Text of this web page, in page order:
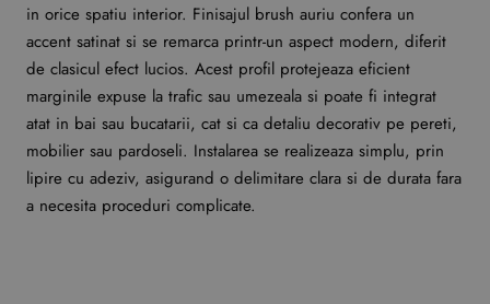
in orice spatiu interior. Finisajul brush auriu confera un
accent satinat si se remarca printr-un aspect modern, diferit
de clasicul efect lucios. Acest profil protejeaza eficient
marginile expuse la trafic sau umezeala si poate fi integrat
atat in bai sau bucatarii, cat si ca detaliu decorativ pe pereti,
mobilier sau pardoseli. Instalarea se realizeaza simplu, prin
lipire cu adeziv, asigurand o delimitare clara si de durata fara
a necesita proceduri complicate.